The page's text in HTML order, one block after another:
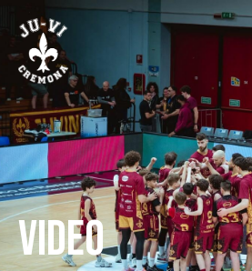
VIDEO